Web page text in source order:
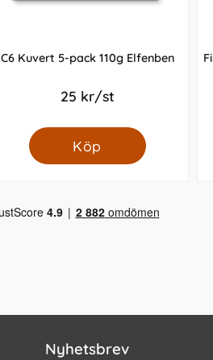
C6 Kuvert 5-pack 110g Elfenben
25 kr/st
Köp
Nyhetsbrev